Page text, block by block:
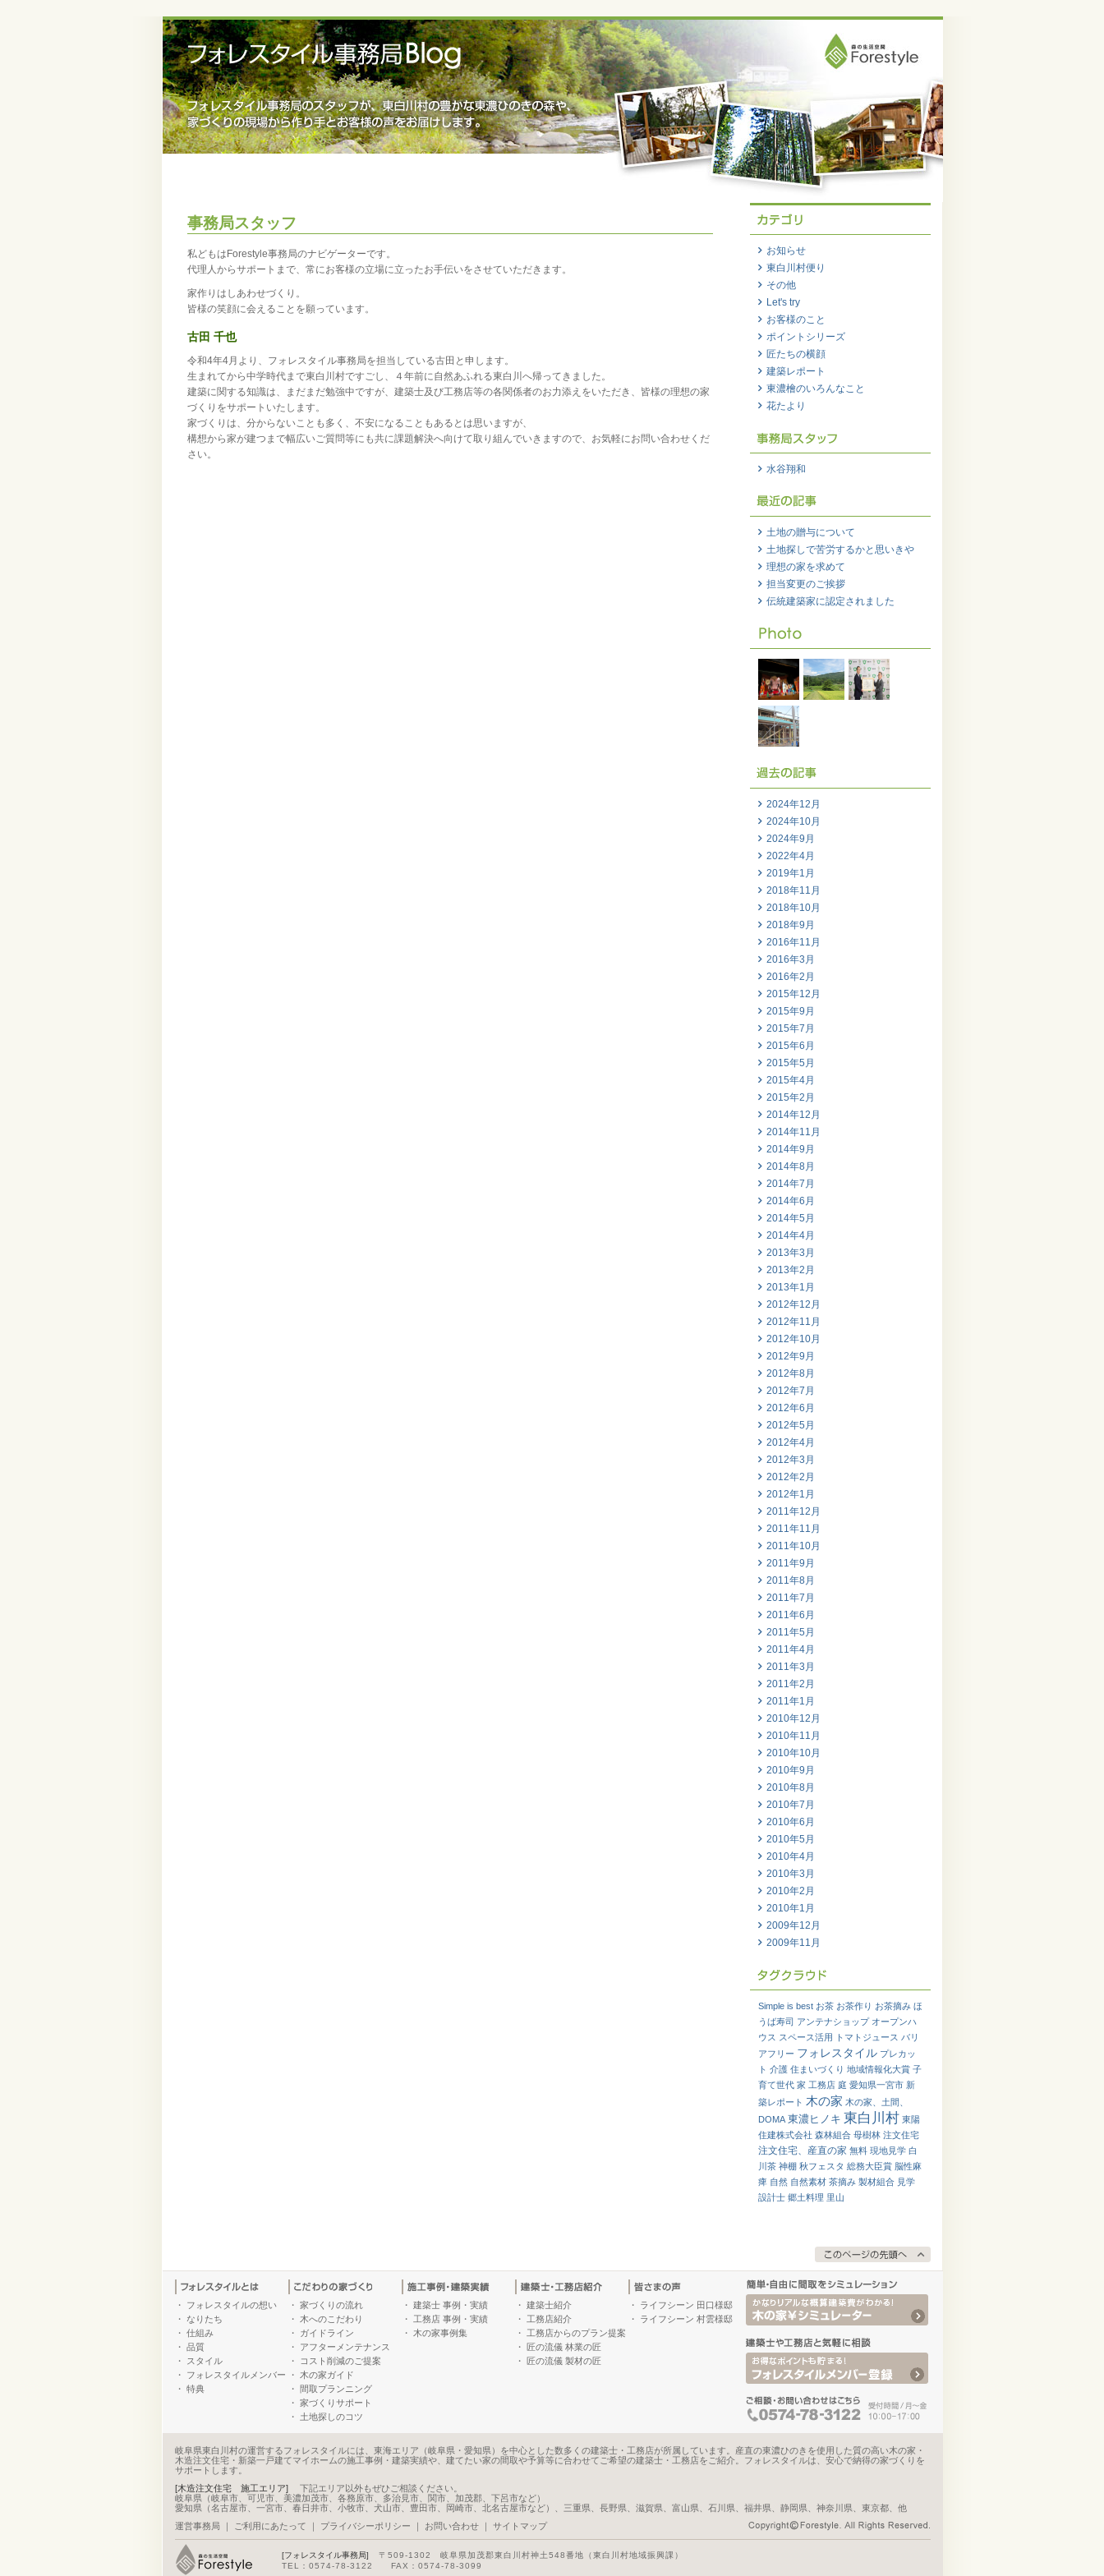
事務局スタッフ
私どもはForestyle事務局のナビゲーターです。
代理人からサポートまで、常にお客様の立場に立ったお手伝いをさせていただきます。
家作りはしあわせづくり。
皆様の笑顔に会えることを願っています。
古田 千也
令和4年4月より、フォレスタイル事務局を担当している古田と申します。
生まれてから中学時代まで東白川村ですごし、４年前に自然あふれる東白川へ帰ってきました。
建築に関する知識は、まだまだ勉強中ですが、建築士及び工務店等の各関係者のお力添えをいただき、皆様の理想の家
づくりをサポートいたします。
家づくりは、分からないことも多く、不安になることもあるとは思いますが、
構想から家が建つまで幅広いご質問等にも共に課題解決へ向けて取り組んでいきますので、お気軽にお問い合わせくだ
さい。
お知らせ
東白川村便り
その他
Let's try
お客様のこと
ポイントシリーズ
匠たちの横顔
建築レポート
東濃檜のいろんなこと
花たより
水谷翔和
土地の贈与について
土地探しで苦労するかと思いきや
理想の家を求めて
担当変更のご挨拶
伝統建築家に認定されました
2024年12月
2024年10月
2024年9月
2022年4月
2019年1月
2018年11月
2018年10月
2018年9月
2016年11月
2016年3月
2016年2月
2015年12月
2015年9月
2015年7月
2015年6月
2015年5月
2015年4月
2015年2月
2014年12月
2014年11月
2014年9月
2014年8月
2014年7月
2014年6月
2014年5月
2014年4月
2013年3月
2013年2月
2013年1月
2012年12月
2012年11月
2012年10月
2012年9月
2012年8月
2012年7月
2012年6月
2012年5月
2012年4月
2012年3月
2012年2月
2012年1月
2011年12月
2011年11月
2011年10月
2011年9月
2011年8月
2011年7月
2011年6月
2011年5月
2011年4月
2011年3月
2011年2月
2011年1月
2010年12月
2010年11月
2010年10月
2010年9月
2010年8月
2010年7月
2010年6月
2010年5月
2010年4月
2010年3月
2010年2月
2010年1月
2009年12月
2009年11月
Simple is best お茶 お茶作り お茶摘み ほ
うば寿司 アンテナショップ オープンハ
ウス スペース活用 トマトジュース バリ
アフリー フォレスタイル プレカッ
ト 介護 住まいづくり 地域情報化大賞 子
育て世代 家 工務店 庭 愛知県一宮市 新
築レポート 木の家 木の家、土間、
DOMA 東濃ヒノキ 東白川村 東陽
住建株式会社 森林組合 母樹林 注文住宅
注文住宅、産直の家 無料 現地見学 白
川茶 神棚 秋フェスタ 総務大臣賞 脳性麻
痺 自然 自然素材 茶摘み 製材組合 見学
設計士 郷土料理 里山
・
フォレスタイルの想い
・ なりたち
・ 仕組み
・ 品質
・
スタイル
・
フォレスタイルメンバー
・ 特典
・ 家づくりの流れ
・
木へのこだわり
・
ガイドライン
・
アフターメンテナンス
・
コスト削減のご提案
・
木の家ガイド
・
間取プランニング
・ 家づくりサポート
・
土地探しのコツ
・ 建築士 事例・実績
・
工務店 事例・実績
・
木の家事例集
・ 建築士紹介
・
工務店紹介
・
工務店からのプラン提案
・
匠の流儀 林業の匠
・
匠の流儀 製材の匠
・
ライフシーン 田口様邸
・
ライフシーン 村雲様邸
岐阜県東白川村の運営するフォレスタイルには、東海エリア（岐阜県・愛知県）を中心とした数多くの建築士・工務店が所属しています。産直の東濃ひのきを使用した質の高い木の家・
木造注文住宅・新築一戸建てマイホームの施工事例・建築実績や、建てたい家の間取や予算等に合わせてご希望の建築士・工務店をご紹介。フォレスタイルは、安心で納得の家づくりを
サポートします。
[木造注文住宅 施工エリア]
下記エリア以外もぜひご相談ください。
岐阜県（岐阜市、可児市、美濃加茂市、各務原市、多治見市、関市、加茂郡、下呂市など）
愛知県（名古屋市、一宮市、春日井市、小牧市、犬山市、豊田市、岡崎市、北名古屋市など）、三重県、長野県、滋賀県、富山県、石川県、福井県、静岡県、神奈川県、東京都、他
運営事務局
｜ ご利用にあたって ｜ プライバシーポリシー ｜ お問い合わせ ｜ サイトマップ
[フォレスタイル事務局]
〒509-1302 岐阜県加茂郡東白川村神土548番地（東白川村地域振興課）
TEL：0574-78-3122 FAX：0574-78-3099